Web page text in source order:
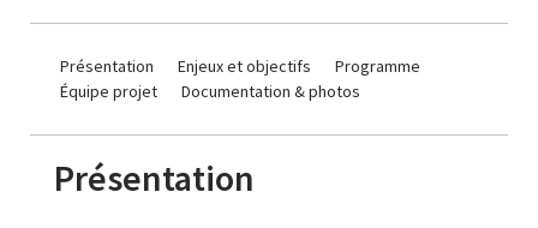
Présentation Enjeux et objectifs
Programme
Équipe projet
Documentation & photos
Présentation